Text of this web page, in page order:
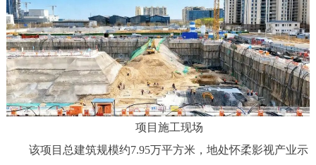
项目施工现场
该项目总建筑规模约7.95万平方米，地处怀柔影视产业示